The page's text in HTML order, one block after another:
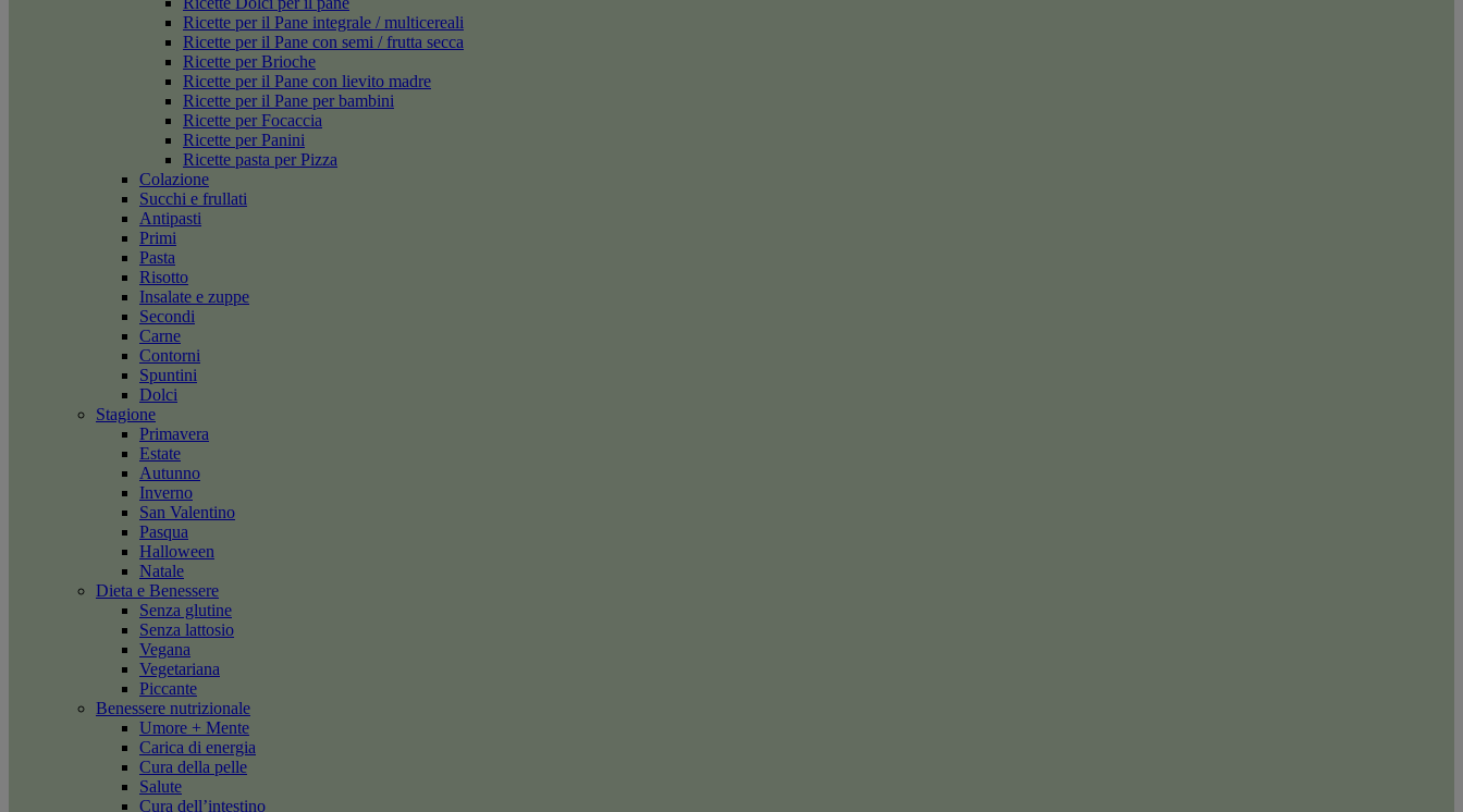
Ricette per il Pane integrale / multicereali
Ricette per il Pane con semi / frutta secca
Ricette per Brioche
Ricette per il Pane con lievito madre
Ricette per il Pane per bambini
Ricette per Focaccia
Ricette per Panini
Ricette pasta per Pizza
Colazione
Succhi e frullati
Antipasti
Primi
Pasta
Risotto
Insalate e zuppe
Secondi
Carne
Contorni
Spuntini
Dolci
Stagione
Primavera
Estate
Autunno
Inverno
San Valentino
Pasqua
Halloween
Natale
Dieta e Benessere
Senza glutine
Senza lattosio
Vegana
Vegetariana
Piccante
Benessere nutrizionale
Umore + Mente
Carica di energia
Cura della pelle
Salute
Cura dell’intestino